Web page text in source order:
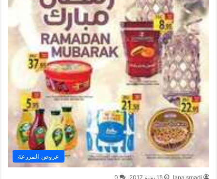
عروض المزرعة
lana smadi 15 يونيو,2017 0